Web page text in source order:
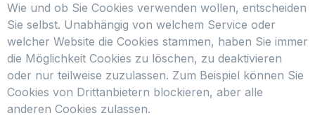
Wie und ob Sie Cookies verwenden wollen, entscheiden
Sie selbst. Unabhängig von welchem Service oder
welcher Website die Cookies stammen, haben Sie immer
die Möglichkeit Cookies zu löschen, zu deaktivieren
oder nur teilweise zuzulassen. Zum Beispiel können Sie
Cookies von Drittanbietern blockieren, aber alle
anderen Cookies zulassen.